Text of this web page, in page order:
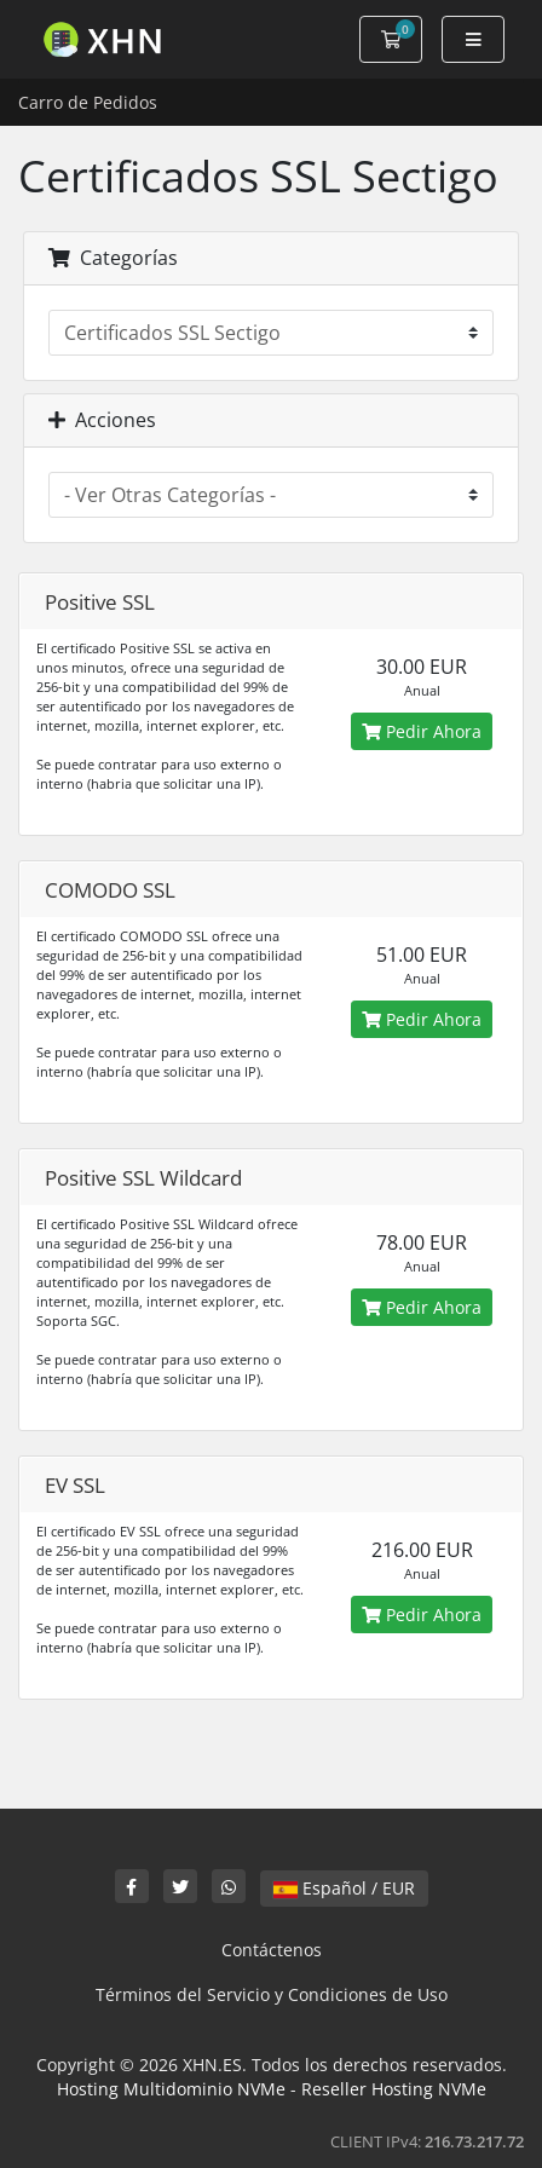
0
Carro de Pedidos
Carro de Pedidos
Certificados SSL Sectigo
Categorías
Acciones
Positive SSL
El certificado Positive SSL se activa en
unos minutos, ofrece una seguridad de
256-bit y una compatibilidad del 99% de
ser autentificado por los navegadores de
internet, mozilla, internet explorer, etc.
Se puede contratar para uso externo o
interno (habria que solicitar una IP).
30.00 EUR
Anual
Pedir Ahora
COMODO SSL
El certificado COMODO SSL ofrece una
seguridad de 256-bit y una compatibilidad
del 99% de ser autentificado por los
navegadores de internet, mozilla, internet
explorer, etc.
Se puede contratar para uso externo o
interno (habría que solicitar una IP).
51.00 EUR
Anual
Pedir Ahora
Positive SSL Wildcard
El certificado Positive SSL Wildcard ofrece
una seguridad de 256-bit y una
compatibilidad del 99% de ser
autentificado por los navegadores de
internet, mozilla, internet explorer, etc.
Soporta SGC.
Se puede contratar para uso externo o
interno (habría que solicitar una IP).
78.00 EUR
Anual
Pedir Ahora
EV SSL
El certificado EV SSL ofrece una seguridad
de 256-bit y una compatibilidad del 99%
de ser autentificado por los navegadores
de internet, mozilla, internet explorer, etc.
Se puede contratar para uso externo o
interno (habría que solicitar una IP).
216.00 EUR
Anual
Pedir Ahora
Español / EUR
Contáctenos
Términos del Servicio y Condiciones de Uso
Copyright © 2026 XHN.ES. Todos los derechos reservados.
Hosting Multidominio NVMe- Reseller Hosting NVMe
CLIENT IPv4:216.73.217.72